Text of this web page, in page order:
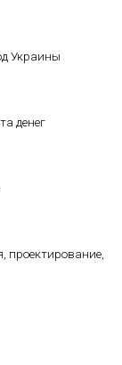
Украины
денег
проектирование,